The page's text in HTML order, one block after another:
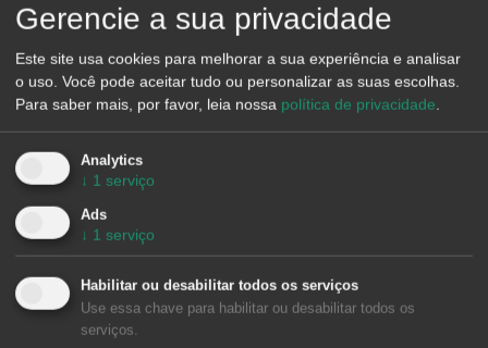
funcionamento.
A análise dos mercados de energia
elétrica e o papel do armazenamento no
próximo webinar
No dia 21 de maio de 2026, às 12:00 CET, a
Energy Forecasting
mensal, no qual será analisada a evolução recente dos
mercados elétricos europeus e o papel do armazenamento
Durante a sessão, será abordada a forma como a interação
entre a produção de energia renovável, o armazenamento e
Gerencie a sua privacidade
Este site usa cookies para melhorar a sua experiência e analisar
o uso. Você pode aceitar tudo ou personalizar as suas escolhas.
Para saber mais, por favor, leia nossa política de privacidade.
Analytics
↓ 1 serviço
Ads
↓ 1 serviço
Habilitar ou desabilitar todos os serviços
Use essa chave para habilitar ou desabilitar todos os
serviços.